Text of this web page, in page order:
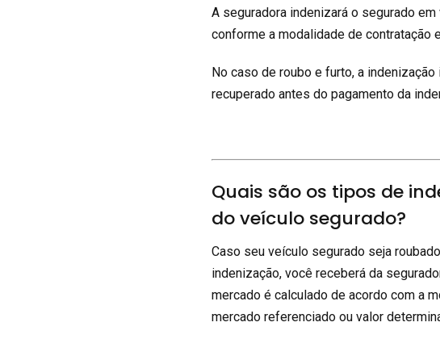
A seguradora indenizará o segurado
conforme a modalidade de contratação
No caso de roubo e furto, a
recuperado antes do pagamento da
Quais são os tipos de
do veículo segurado?
Caso seu veículo segurado seja
indenização, você receberá da
mercado é calculado de acordo com a
mercado referenciado ou valor